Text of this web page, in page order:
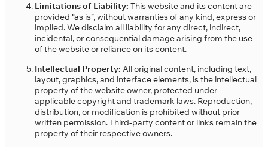
Limitations of Liability: This website and its content are
provided “as is”, without warranties of any kind, express or
implied. We disclaim all liability for any direct, indirect,
incidental, or consequential damage arising from the use
of the website or reliance on its content.
Intellectual Property: All original content, including text,
layout, graphics, and interface elements, is the intellectual
property of the website owner, protected under
applicable copyright and trademark laws. Reproduction,
distribution, or modification is prohibited without prior
written permission. Third-party content or links remain the
property of their respective owners.